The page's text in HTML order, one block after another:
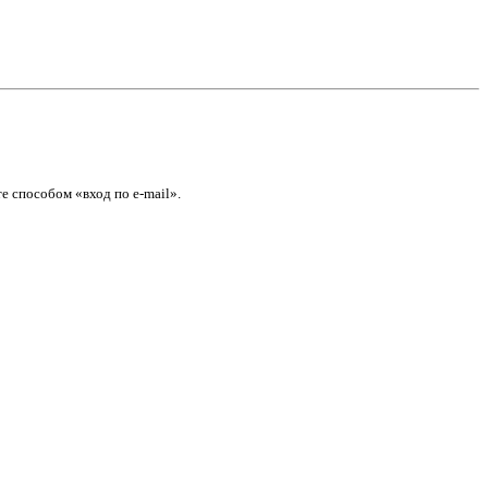
способом «вход по e-mail».